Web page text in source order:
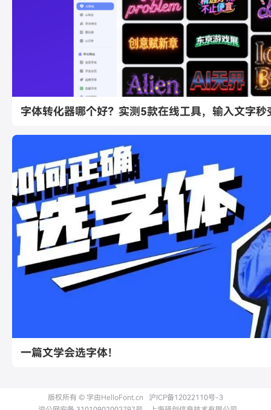
字体转化器哪个好？实测5款在线工具，输入文字秒
一篇文学会选字体！
版权所有 © 字由HelloFont.cn
沪ICP备12022110号-3